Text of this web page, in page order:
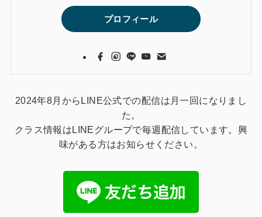
プロフィール
2024年8月からLINE公式での配信は月一回になりまし
た。
クラス情報はLINEグループで毎週配信しています。興
味がある方はお知らせください。